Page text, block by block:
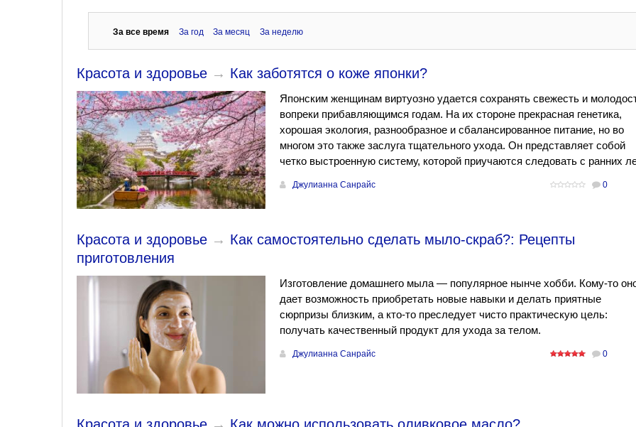
За все время За год За месяц За неделю
Красота и здоровье → Как заботятся о коже японки?
Японским женщинам виртуозно удается сохранять свежесть и
вопреки прибавляющимся годам. На их стороне прекрасная генетика,
хорошая экология, разнообразное и сбалансированное питание, но во
многом это также заслуга тщательного ухода. Он представляет собой
четко выстроенную систему, которой приучаются следовать с ранних
Джулианна Санрайс 0
Красота и здоровье → Как самостоятельно сделать мыло-скраб?: Рецепты
приготовления
Изготовление домашнего мыла — популярное нынче хобби. Кому-то
дает возможность приобретать новые навыки и делать приятные
сюрпризы близким, а кто-то преследует чисто практическую цель:
получать качественный продукт для ухода за телом.
Джулианна Санрайс 0